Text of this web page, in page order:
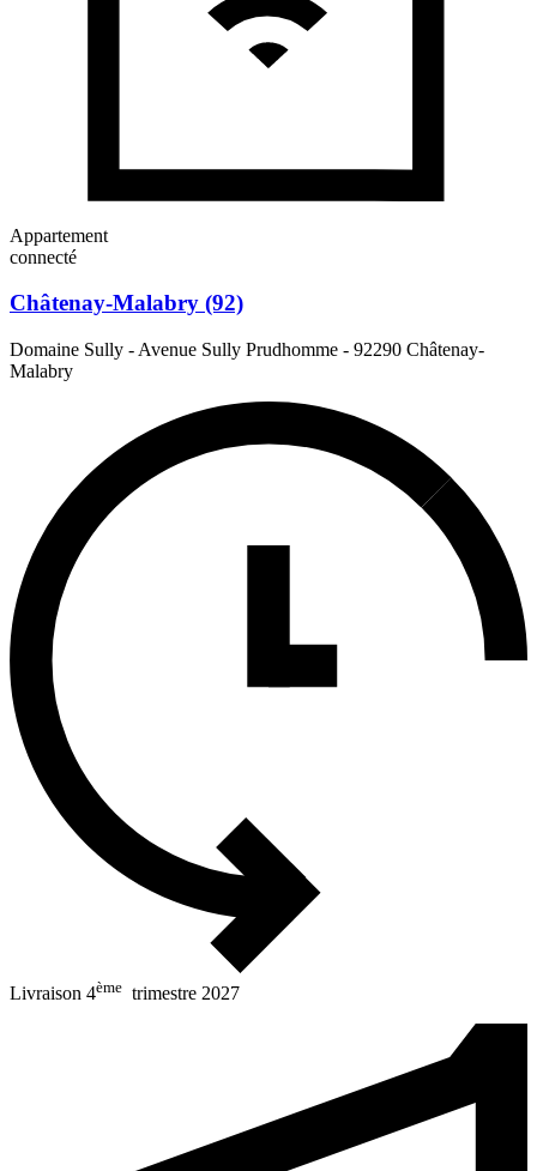
Appartement
connecté
Châtenay-Malabry (92)
Domaine Sully - Avenue Sully Prudhomme - 92290 Châtenay-
Malabry
Livraison 4ème trimestre 2027